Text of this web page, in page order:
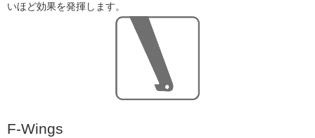
いほど効果を発揮します。
F-Wings